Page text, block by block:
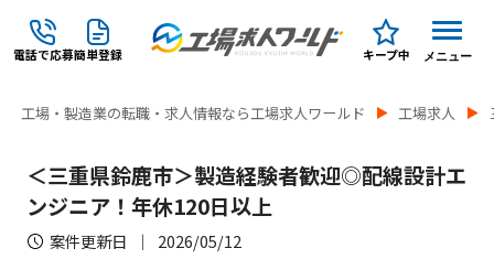
電話で応募簡単登録 キープ中 メニュー
工場・製造業の転職・求人情報なら工場求人ワールド 工場求人
＜三重県鈴鹿市＞製造経験者歓迎◎配線設計エ
ンジニア！年休120日以上
案件更新日 2026/05/12